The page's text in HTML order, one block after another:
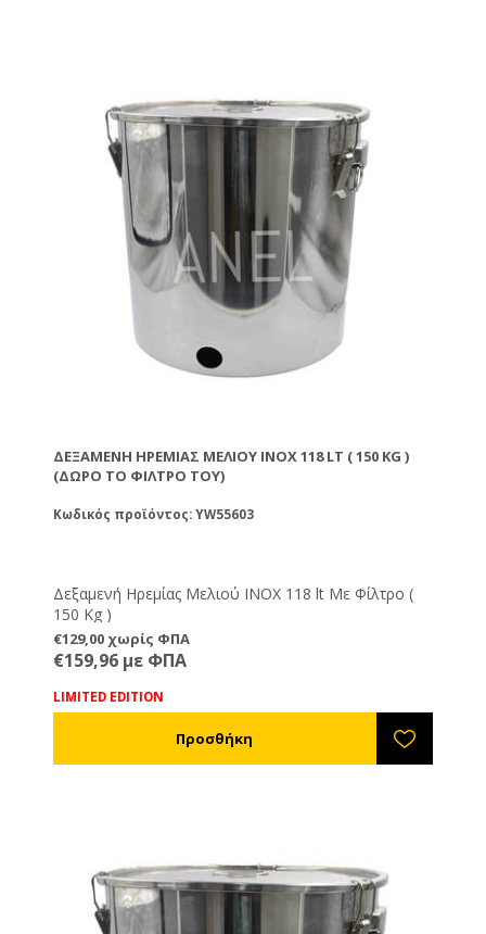
ανοξείδωτο χάλυβα ΙΝΟΧ σειράς 304 κατά το
πλύσιμο ή καθαρισμό τους θα πρέπει να μη
χρησιμοποιείται χλώριο ή οξύ γιατί θα θαμπώσουν
την επιφάνειά του. Για να καθαρίσετε τα δοχεία
μπορείτε να χρησιμοποιήσετε σαπούνι και ζεστό
νερό. Οι μούφες των δοχείων είναι διαμέτρου 1 ½''
και 2''. Με καπάκι και πλαστικό χερούλι.
ΔΕΞΑΜΕΝΉ ΗΡΕΜΊΑΣ ΜΕΛΙΟΎ ΙΝΟΧ 118 LT ( 150 KG )
(ΔΏΡΟ ΤΟ ΦΊΛΤΡΟ ΤΟΥ)
Κωδικός προϊόντος: YW55603
Δεξαμενή Ηρεμίας Μελιού ΙΝΟΧ 118 lt Με Φίλτρο (
150 Kg )
€129,00 χωρίς ΦΠΑ
€159,96 με ΦΠΑ
LIMITED EDITION